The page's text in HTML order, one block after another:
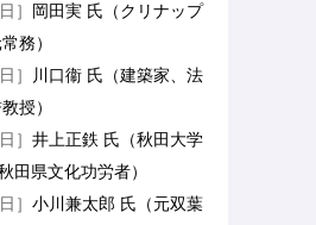
］ 岡田実 氏（クリナップ
務）
］
川口衞 氏（建築家、法
授）
］井上正鉄 氏（秋田大学
田県文化功労者）
］小川兼太郎 氏（元双葉